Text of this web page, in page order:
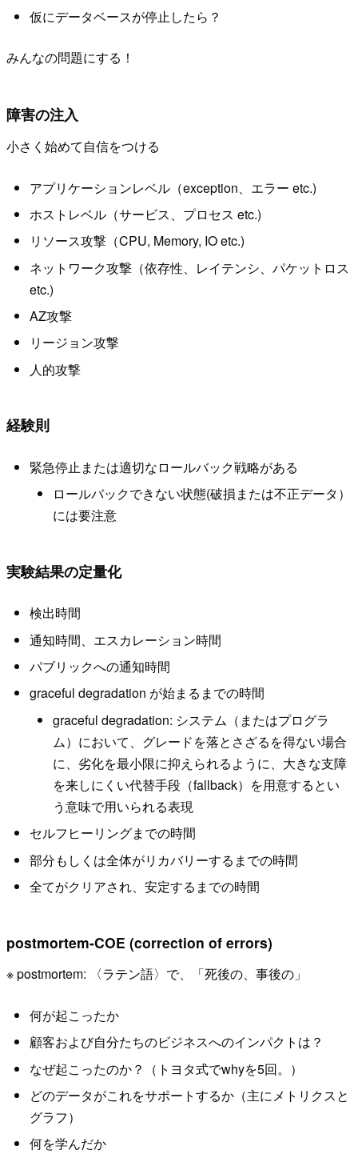
仮にデータベースが停止したら？
みんなの問題にする！
障害の注入
小さく始めて自信をつける
アプリケーションレベル（exception、エラー etc.)
ホストレベル（サービス、プロセス etc.)
リソース攻撃（CPU, Memory, IO etc.)
ネットワーク攻撃（依存性、レイテンシ、パケットロス
etc.)
AZ攻撃
リージョン攻撃
人的攻撃
経験則
緊急停止または適切なロールバック戦略がある
ロールバックできない状態(破損または不正データ）
には要注意
実験結果の定量化
検出時間
通知時間、エスカレーション時間
パブリックへの通知時間
graceful degradation が始まるまでの時間
graceful degradation: システム（またはプログラ
ム）において、グレードを落とさざるを得ない場合
に、劣化を最小限に抑えられるように、大きな支障
を来しにくい代替手段（fallback）を用意するとい
う意味で用いられる表現
セルフヒーリングまでの時間
部分もしくは全体がリカバリーするまでの時間
全てがクリアされ、安定するまでの時間
postmortem-COE (correction of errors)
※ postmortem: 〈ラテン語〉で、「死後の、事後の」
何が起こったか
顧客および自分たちのビジネスへのインパクトは？
なぜ起こったのか？（トヨタ式でwhyを5回。）
どのデータがこれをサポートするか（主にメトリクスと
グラフ）
何を学んだか